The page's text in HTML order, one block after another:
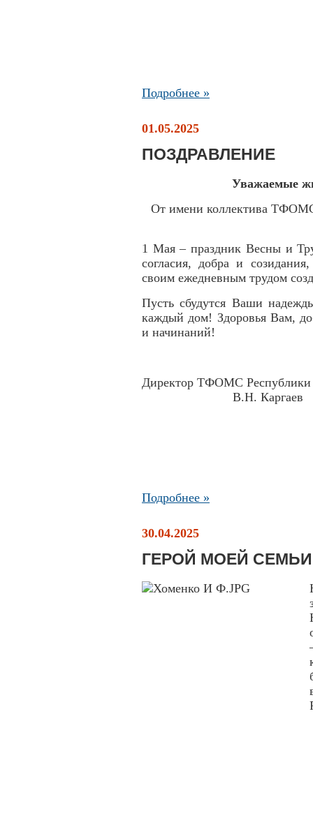
Подробнее »
01.05.2025
ПОЗДРАВЛЕНИЕ
Уважаемые
От имени коллектива
1 Мая – праздник Весны и
согласия, добра и
своим ежедневным трудом
Пусть сбудутся Ваши
каждый дом! Здоровья Вам,
и начинаний!
Директор
В.Н. Каргаев
Подробнее »
30.04.2025
ГЕРОЙ МОЕЙ СЕМЬИ